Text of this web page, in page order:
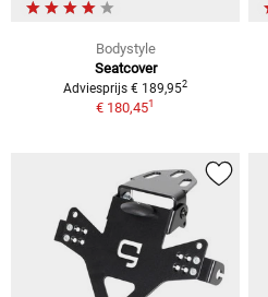
Bodystyle
Seatcover
Adviesprijs € 189,952
€ 180,451